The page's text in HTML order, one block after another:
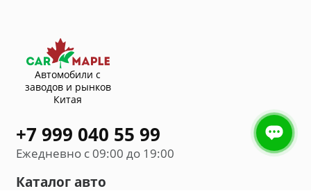
Автомобили с
заводов и рынков
Китая
+7 999 040 55 99
Ежедневно с 09:00 до 19:00
Каталог авто